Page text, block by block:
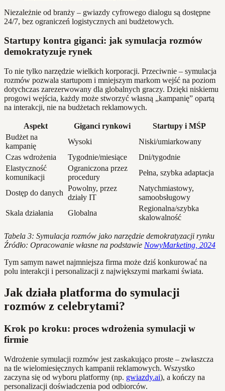
Niezależnie od branży – gwiazdy cyfrowego dialogu są dostępne
24/7, bez ograniczeń logistycznych ani budżetowych.
Startupy kontra giganci: jak symulacja rozmów
demokratyzuje rynek
To nie tylko narzędzie wielkich korporacji. Przeciwnie – symulacja
rozmów pozwala startupom i mniejszym markom wejść na poziom
dotychczas zarezerwowany dla globalnych graczy. Dzięki niskiemu
progowi wejścia, każdy może stworzyć własną „kampanię” opartą
na interakcji, nie na budżetach reklamowych.
Aspekt Giganci rynkowi
Startupy i MŚP
Budżet na
kampanię
Wysoki
Niski/umiarkowany
Czas wdrożenia
Tygodnie/miesiące
Dni/tygodnie
Elastyczność
komunikacji
Ograniczona przez
procedury
Pełna, szybka adaptacja
Dostęp do danych
Powolny, przez
działy IT
Natychmiastowy,
samoobsługowy
Skala działania
Globalna
Regionalna/szybka
skalowalność
Tabela 3: Symulacja rozmów jako narzędzie demokratyzacji rynku
Źródło: Opracowanie własne na podstawie NowyMarketing, 2024
Tym samym nawet najmniejsza firma może dziś konkurować na
polu interakcji i personalizacji z największymi markami świata.
Jak działa platforma do symulacji
rozmów z celebrytami?
Krok po kroku: proces wdrożenia symulacji w
firmie
Wdrożenie symulacji rozmów jest zaskakująco proste – zwłaszcza
na tle wielomiesięcznych kampanii reklamowych. Wszystko
zaczyna się od wyboru platformy (np. gwiazdy.ai), a kończy na
personalizacji doświadczenia pod odbiorców.